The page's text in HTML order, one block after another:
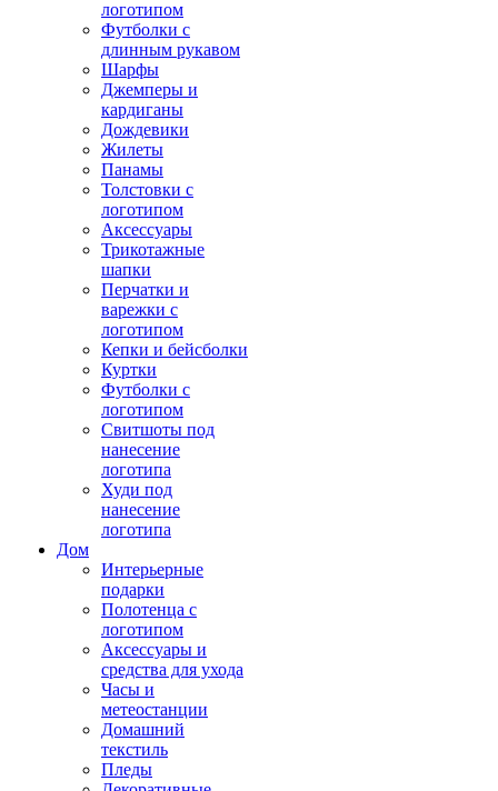
логотипом
Футболки с
длинным рукавом
Шарфы
Джемперы и
кардиганы
Дождевики
Жилеты
Панамы
Толстовки с
логотипом
Аксессуары
Трикотажные
шапки
Перчатки и
варежки с
логотипом
Кепки и бейсболки
Куртки
Футболки с
логотипом
Свитшоты под
нанесение
логотипа
Худи под
нанесение
логотипа
Дом
Интерьерные
подарки
Полотенца с
логотипом
Аксессуары и
средства для ухода
Часы и
метеостанции
Домашний
текстиль
Пледы